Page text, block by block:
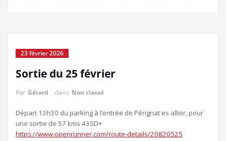
23 février 2026
Sortie du 25 février
Par Gérard dans Non classé
Départ 13h30 du parking à l’entrée de Pérignat es allier, pour
une sortie de 57 kms 435D+
https://www.openrunner.com/route-details/20820525